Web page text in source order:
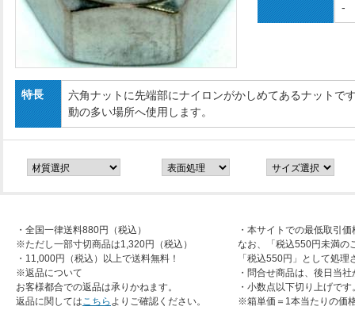
-
特長
六角ナットに先端部にナイロンがかしめてあるナットで
動の多い場所へ使用します。
・全国一律送料880円（税込）
※ただし一部寸切商品は1,320円（税込）
・11,000円（税込）以上で送料無料！
※返品について
お客様都合での返品は承りかねます。
返品に関してはこちら よりご確認ください。
・本サイトでの最低取引
なお、「税込550円未満の
「税込550円」として処
・問合せ商品は、後日当
・小数点以下切り上げです
※箱単価＝1本当たりの価